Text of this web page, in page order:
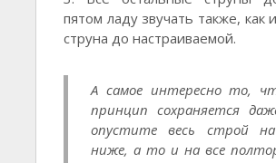
пятом ладу звучать также, как
струна до настраиваемой.
А самое интересно то,
принцип сохраняется
опустите весь строй
ниже, а то и на все